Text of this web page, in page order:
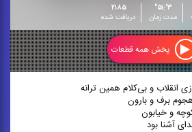
۳':۵۱"
مدت زمان
۲۱۸۵
دریافت شده
پخش همه قطعات
انقلاب و بی‌کلام همین ترانه
برف و بارون
و خیابون
آشنا بود